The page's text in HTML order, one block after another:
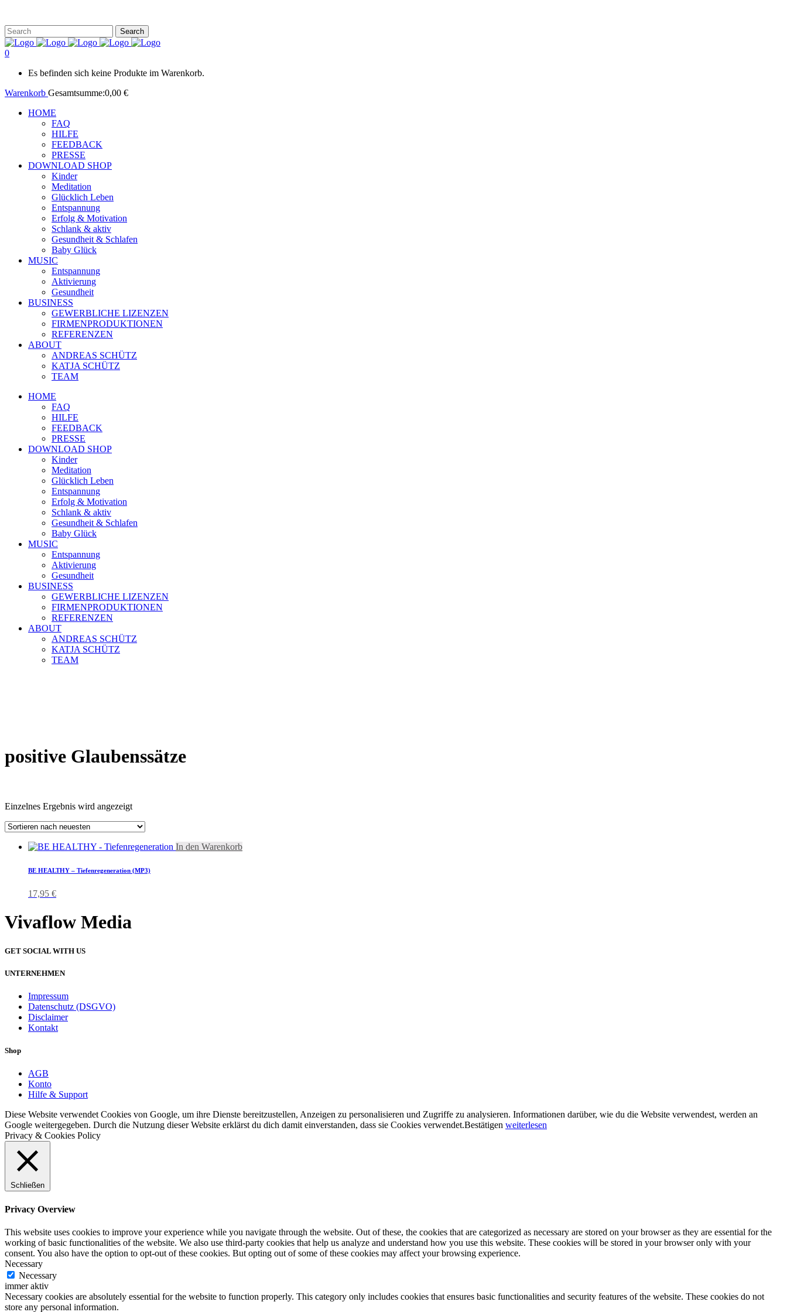
0
Es befinden sich keine Produkte im Warenkorb.
Warenkorb Gesamtsumme:0,00 €
HOME
FAQ
HILFE
FEEDBACK
PRESSE
DOWNLOAD SHOP
Kinder
Meditation
Glücklich Leben
Entspannung
Erfolg & Motivation
Schlank & aktiv
Gesundheit & Schlafen
Baby Glück
MUSIC
Entspannung
Aktivierung
Gesundheit
BUSINESS
GEWERBLICHE LIZENZEN
FIRMENPRODUKTIONEN
REFERENZEN
ABOUT
ANDREAS SCHÜTZ
KATJA SCHÜTZ
TEAM
HOME
FAQ
HILFE
FEEDBACK
PRESSE
DOWNLOAD SHOP
Kinder
Meditation
Glücklich Leben
Entspannung
Erfolg & Motivation
Schlank & aktiv
Gesundheit & Schlafen
Baby Glück
MUSIC
Entspannung
Aktivierung
Gesundheit
BUSINESS
GEWERBLICHE LIZENZEN
FIRMENPRODUKTIONEN
REFERENZEN
ABOUT
ANDREAS SCHÜTZ
KATJA SCHÜTZ
TEAM
positive Glaubenssätze
Einzelnes Ergebnis wird angezeigt
In den Warenkorb
BE HEALTHY – Tiefenregeneration (MP3)
17,95 €
Vivaflow Media
GET SOCIAL WITH US
UNTERNEHMEN
Impressum
Datenschutz (DSGVO)
Disclaimer
Kontakt
Shop
AGB
Konto
Hilfe & Support
Diese Website verwendet Cookies von Google, um ihre Dienste bereitzustellen, Anzeigen zu personalisieren und Zugriffe zu analysieren. Informationen darüber, wie du die Website verwendest, werden an
Google weitergegeben. Durch die Nutzung dieser Website erklärst du dich damit einverstanden, dass sie Cookies verwendet.Bestätigen weiterlesen
Privacy & Cookies Policy
Schließen
Privacy Overview
This website uses cookies to improve your experience while you navigate through the website. Out of these, the cookies that are categorized as necessary are stored on your browser as they are essential for the
working of basic functionalities of the website. We also use third-party cookies that help us analyze and understand how you use this website. These cookies will be stored in your browser only with your
consent. You also have the option to opt-out of these cookies. But opting out of some of these cookies may affect your browsing experience.
Necessary
Necessary
immer aktiv
Necessary cookies are absolutely essential for the website to function properly. This category only includes cookies that ensures basic functionalities and security features of the website. These cookies do not
store any personal information.